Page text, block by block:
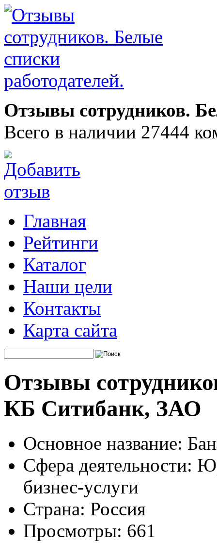
Отзывы сотрудников.
Всего в наличии 27444
Главная
Рейтинги
Каталог
Наши цели
Контакты
Карта сайта
Отзывы
КБ Ситибанк, ЗАО
Основное название:
Сфера деятельности:
бизнес-услуги
Страна: Россия
Просмотры: 661